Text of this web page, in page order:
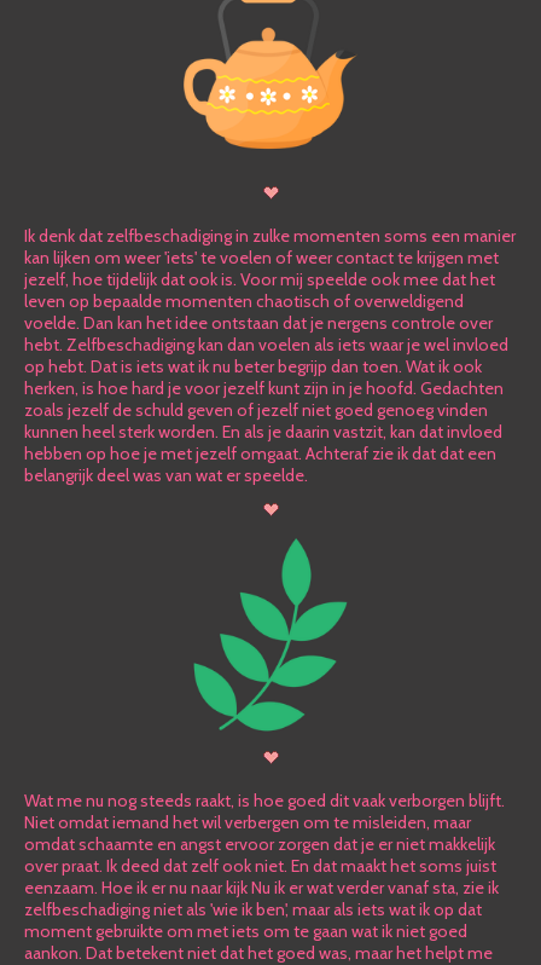
Ik denk dat zelfbeschadiging in zulke momenten soms een manier
kan lijken om weer 'iets' te voelen of weer contact te krijgen met
jezelf, hoe tijdelijk dat ook is. Voor mij speelde ook mee dat het
leven op bepaalde momenten chaotisch of overweldigend
voelde. Dan kan het idee ontstaan dat je nergens controle over
hebt. Zelfbeschadiging kan dan voelen als iets waar je wel invloed
op hebt. Dat is iets wat ik nu beter begrijp dan toen. Wat ik ook
herken, is hoe hard je voor jezelf kunt zijn in je hoofd. Gedachten
zoals jezelf de schuld geven of jezelf niet goed genoeg vinden
kunnen heel sterk worden. En als je daarin vastzit, kan dat invloed
hebben op hoe je met jezelf omgaat. Achteraf zie ik dat dat een
belangrijk deel was van wat er speelde.
Wat me nu nog steeds raakt, is hoe goed dit vaak verborgen blijft.
Niet omdat iemand het wil verbergen om te misleiden, maar
omdat schaamte en angst ervoor zorgen dat je er niet makkelijk
over praat. Ik deed dat zelf ook niet. En dat maakt het soms juist
eenzaam. Hoe ik er nu naar kijk Nu ik er wat verder vanaf sta, zie ik
zelfbeschadiging niet als 'wie ik ben', maar als iets wat ik op dat
moment gebruikte om met iets om te gaan wat ik niet goed
aankon. Dat betekent niet dat het goed was, maar het helpt me